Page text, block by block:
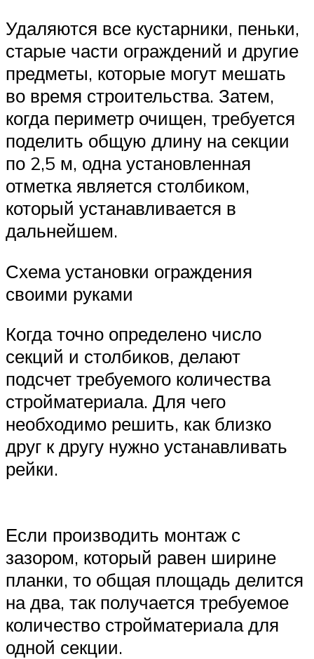
Удаляются все кустарники, пеньки,
старые части ограждений и другие
предметы, которые могут мешать
во время строительства. Затем,
когда периметр очищен, требуется
поделить общую длину на секции
по 2,5 м, одна установленная
отметка является столбиком,
который устанавливается в
дальнейшем.
Схема установки ограждения
своими руками
Когда точно определено число
секций и столбиков, делают
подсчет требуемого количества
стройматериала. Для чего
необходимо решить, как близко
друг к другу нужно устанавливать
рейки.
Если производить монтаж с
зазором, который равен ширине
планки, то общая площадь делится
на два, так получается требуемое
количество стройматериала для
одной секции.